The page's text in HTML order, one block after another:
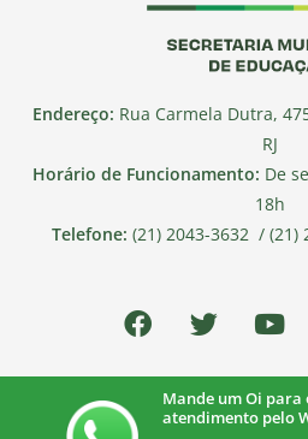
Endereço: Rua Carmela Dutra,
RJ
Horário de Funcionamento: De
18h
Telefone: (21) 2043-3632 / (21)
Mande um Oi para
atendimento pelo